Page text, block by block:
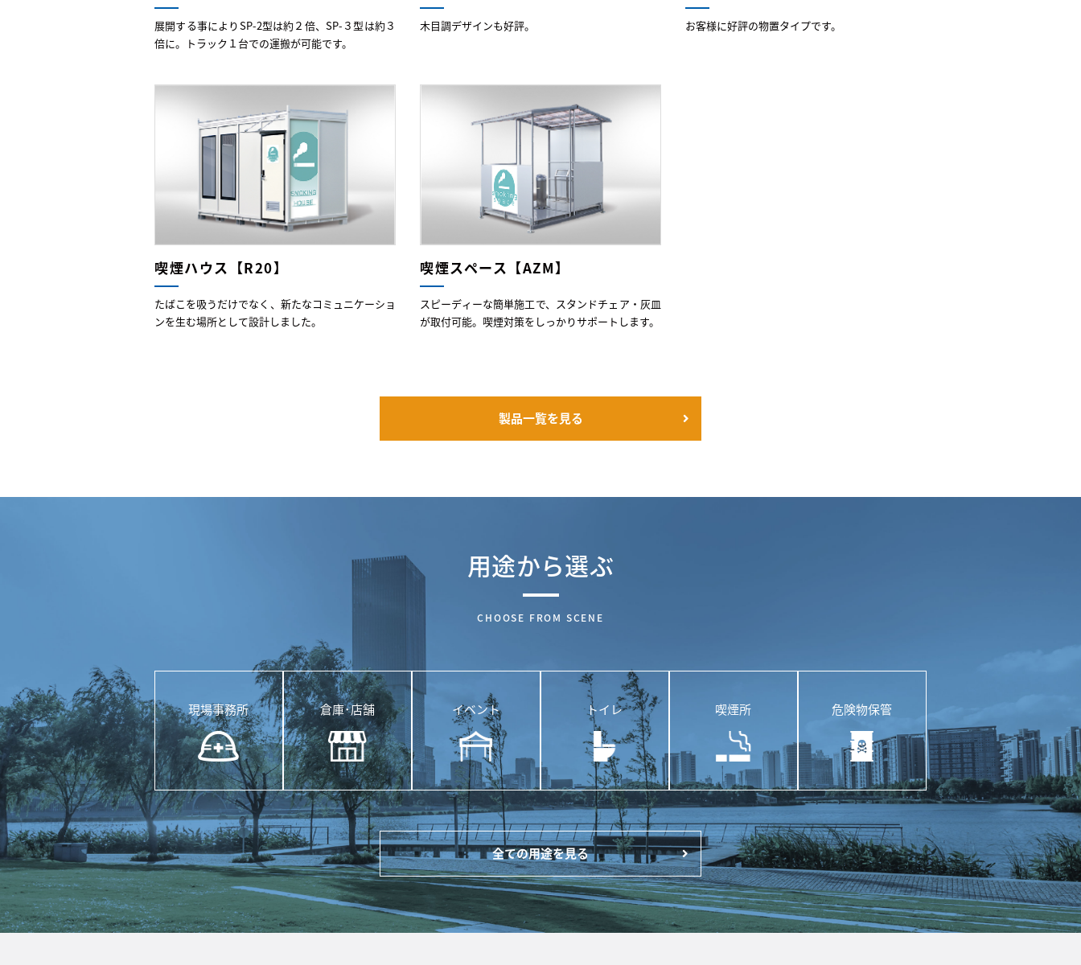
展開する事によりSP-2型は約２倍、SP-３型は約３
倍に。トラック１台での運搬が可能です。
木目調デザインも好評。 お客様に好評の物置タイプです。
喫煙ハウス【R20】
たばこを吸うだけでなく、新たなコミュニケーショ
ンを生む場所として設計しました。
喫煙スペース【AZM】
スピーディーな簡単施工で、スタンドチェア・灰皿
が取付可能。喫煙対策をしっかりサポートします。
製品一覧を見る
用途から選ぶ
CHOOSE FROM SCENE
現場事務所 倉庫･店舗 イベント トイレ 喫煙所 危険物保管
全ての用途を見る